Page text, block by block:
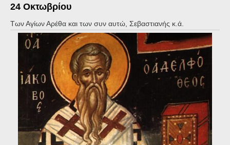
24 Οκτωβρίου
Των Αγίων Αρέθα και των συν αυτώ, Σεβαστιανής κ.ά.